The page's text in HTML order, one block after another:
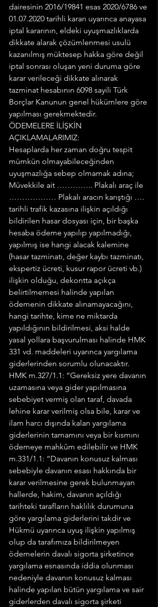
dairesinin 2016/19841 esas 2020/6786 ve
01.07.2020 tarihli kararı uyarınca anayasa
iptal kararının, eldeki uyuşmazlıklarda
dikkate alarak çözümlenmesi usulü
kazanılmış müktesep hakka göre değil
iptal sonrası oluşan yeni duruma göre
karar verileceği dikkate alınarak
tazminat hesabının 6098 sayili Türk
Borçlar Kanunun genel hükümlere göre
yapılması gerekmektedir.
ÖDEMELERE İLİŞKİN
AÇIKLAMALARIMIZ:
Hesaplarda her zaman doğru tespit
mümkün olmayabileceğinden
uyuşmazlığa sebep olmamak adına;
Müvekkile ait ………….. Plakalı araç ile
……………… Plakalı aracın karıştığı ….
tarihli trafik kazasına ilişkin açıldığı
bildirilen hasar dosyası için, bir başka
hesaba ödeme yapılıp yapılmadığı,
yapılmış ise hangi alacak kalemine
(hasar tazminatı, değer kaybı tazminatı,
ekspertiz ücreti, kusur rapor ücreti vb.)
ilişkin olduğu, dekontta açıkça
belirtilmemesi halinde yapılan
ödemenin dikkate alınamayacağını,
hangi tarihte, kime ne miktarda
yapıldığının bildirilmesi, aksi halde
yasal yollara başvurulması halinde HMK
331 vd. maddeleri uyarınca yargılama
giderlerinden sorumlu olunacaktır.
HMK m.327/1.1: “Gereksiz yere davanın
uzamasına veya gider yapılmasına
sebebiyet vermiş olan taraf, davada
lehine karar verilmiş olsa bile, karar ve
ilam harcı dışında kalan yargılama
giderlerinin tamamını veya bir kısmını
ödemeye mahkûm edilebilir ve HMK
m.331/1.1: “Davanın konusuz kalması
sebebiyle davanın esası hakkında bir
karar verilmesine gerek bulunmayan
hallerde, hakim, davanın açıldığı
tarihteki tarafların haklılık durumuna
göre yargılama giderlerini takdir ve
Hükmü uyarınca uyuş ilişkin yapılmış
olup da tarafımıza bildirilmeyen
ödemelerin davalı sigorta şirketince
yargılama esnasında iddia olunması
nedeniyle davanın konusuz kalması
halinde yapılan bütün yargılama ve sair
giderlerden davalı sigorta şirketi